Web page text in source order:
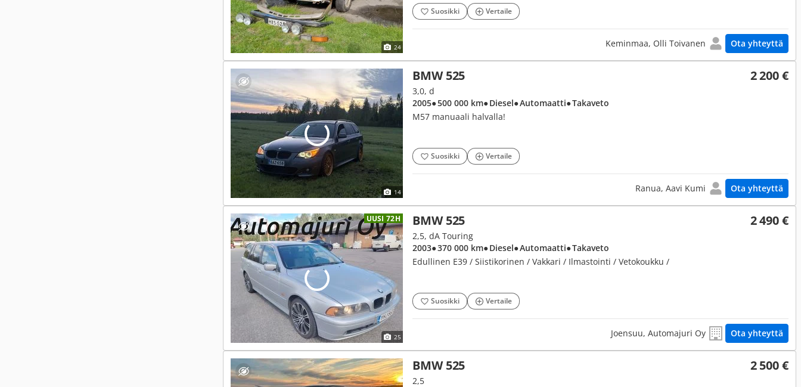
24
Suosikki Vertaile
Keminmaa, Olli Toivanen Ota yhteyttä
14
BMW 525 2 200 €
3,0, d
2005● 500 000 km● Diesel● Automaatti● Takaveto
M57 manuaali halvalla!
Suosikki Vertaile
Ranua, Aavi Kumi Ota yhteyttä
UUSI 72H
25
BMW 525 2 490 €
2,5, dA Touring
2003● 370 000 km● Diesel● Automaatti● Takaveto
Edullinen E39 / Siistikorinen / Vakkari / Ilmastointi / Vetokoukku /
Suosikki Vertaile
Joensuu, Automajuri Oy Ota yhteyttä
BMW 525 2 500 €
2,5